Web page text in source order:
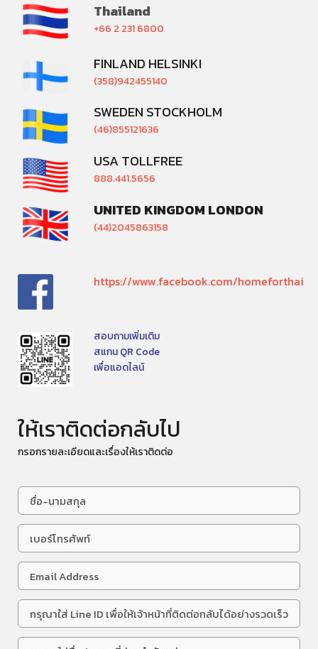
Thailand
+66 2 231 6800
FINLAND HELSINKI
(358)942455140
SWEDEN STOCKHOLM
(46)855121636
USA TOLLFREE
888.441.5656
UNITED KINGDOM LONDON
(44)2045863158
https://www.facebook.com/homeforthai
สอบถามเพิ่มเติม
สแกน QR Code
เพื่อแอดไลน์
ให้เราติดต่อกลับไป
กรอกรายละเอียดและเรื่องให้เราติดต่อ